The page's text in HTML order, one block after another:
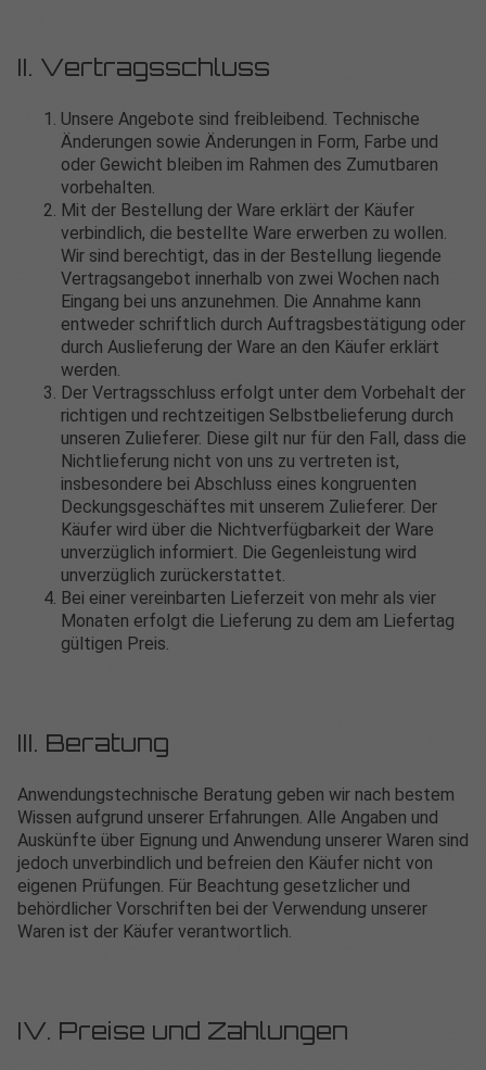
II. Vertragsschluss
Unsere Angebote sind freibleibend. Technische
Änderungen sowie Änderungen in Form, Farbe und
oder Gewicht bleiben im Rahmen des Zumutbaren
vorbehalten.
Mit der Bestellung der Ware erklärt der Käufer
verbindlich, die bestellte Ware erwerben zu wollen.
Wir sind berechtigt, das in der Bestellung liegende
Vertragsangebot innerhalb von zwei Wochen nach
Eingang bei uns anzunehmen. Die Annahme kann
entweder schriftlich durch Auftragsbestätigung oder
durch Auslieferung der Ware an den Käufer erklärt
werden.
Der Vertragsschluss erfolgt unter dem Vorbehalt der
richtigen und rechtzeitigen Selbstbelieferung durch
unseren Zulieferer. Diese gilt nur für den Fall, dass die
Nichtlieferung nicht von uns zu vertreten ist,
insbesondere bei Abschluss eines kongruenten
Deckungsgeschäftes mit unserem Zulieferer. Der
Käufer wird über die Nichtverfügbarkeit der Ware
unverzüglich informiert. Die Gegenleistung wird
unverzüglich zurückerstattet.
Bei einer vereinbarten Lieferzeit von mehr als vier
Monaten erfolgt die Lieferung zu dem am Liefertag
gültigen Preis.
III. Beratung
Anwendungstechnische Beratung geben wir nach bestem
Wissen aufgrund unserer Erfahrungen. Alle Angaben und
Auskünfte über Eignung und Anwendung unserer Waren sind
jedoch unverbindlich und befreien den Käufer nicht von
eigenen Prüfungen. Für Beachtung gesetzlicher und
behördlicher Vorschriften bei der Verwendung unserer
Waren ist der Käufer verantwortlich.
IV. Preise und Zahlungen